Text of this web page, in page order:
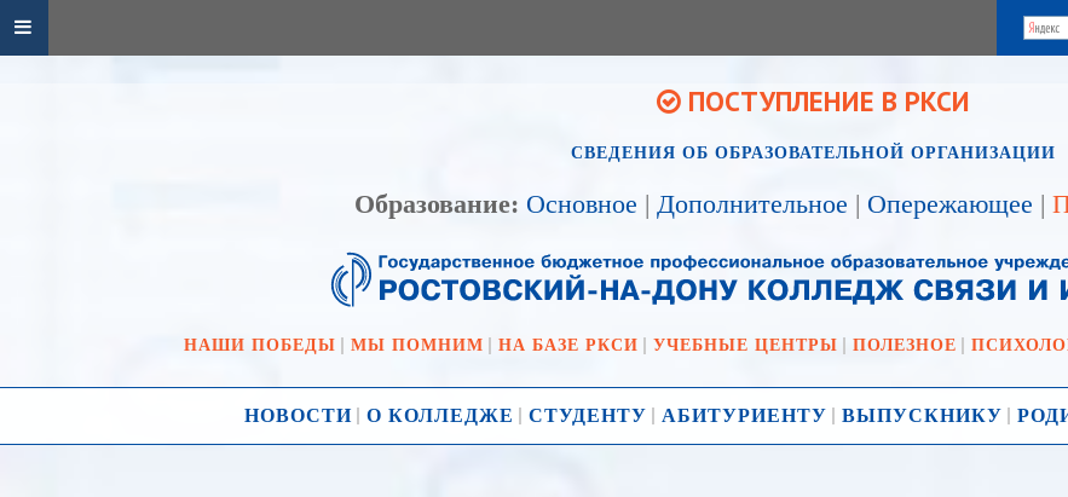
ПОСТУПЛЕНИЕ В РКСИ
СВЕДЕНИЯ ОБ ОБРАЗОВАТЕЛЬНОЙ ОРГАНИЗАЦИИ
Образование: Основное | Дополнительное | Опережающее |
НАШИ ПОБЕДЫ МЫ ПОМНИМ НА БАЗЕ РКСИ УЧЕБНЫЕ ЦЕНТРЫ ПОЛЕЗНОЕ
НОВОСТИ О КОЛЛЕДЖЕ СТУДЕНТУ АБИТУРИЕНТУ ВЫПУСКНИКУ